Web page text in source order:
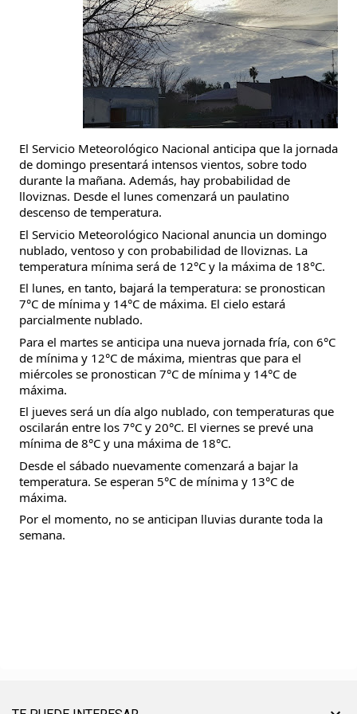
El Servicio Meteorológico Nacional anticipa que la jornada
de domingo presentará intensos vientos, sobre todo
durante la mañana. Además, hay probabilidad de
lloviznas. Desde el lunes comenzará un paulatino
descenso de temperatura.
El Servicio Meteorológico Nacional anuncia un domingo
nublado, ventoso y con probabilidad de lloviznas. La
temperatura mínima será de 12°C y la máxima de 18°C.
El lunes, en tanto, bajará la temperatura: se pronostican
7°C de mínima y 14°C de máxima. El cielo estará
parcialmente nublado.
Para el martes se anticipa una nueva jornada fría, con 6°C
de mínima y 12°C de máxima, mientras que para el
miércoles se pronostican 7°C de mínima y 14°C de
máxima.
El jueves será un día algo nublado, con temperaturas que
oscilarán entre los 7°C y 20°C. El viernes se prevé una
mínima de 8°C y una máxima de 18°C.
Desde el sábado nuevamente comenzará a bajar la
temperatura. Se esperan 5°C de mínima y 13°C de
máxima.
Por el momento, no se anticipan lluvias durante toda la
semana.